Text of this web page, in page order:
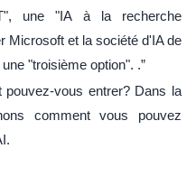
une "IA à la recherche
Microsoft et la société d'IA de
"troisième option". .”
vous entrer? Dans la
comment vous pouvez